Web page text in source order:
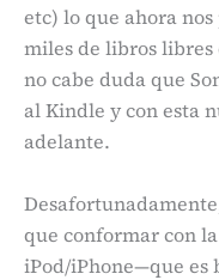
etc) lo que ahora
miles de libros libres
no cabe duda que
al Kindle y con esta
adelante.
que conformar con
iPod/iPhone—que es